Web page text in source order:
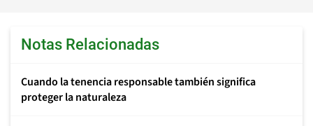
Notas Relacionadas
Cuando la tenencia responsable también significa
proteger la naturaleza